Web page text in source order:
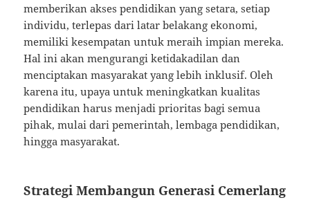
memberikan akses pendidikan yang setara, setiap
individu, terlepas dari latar belakang ekonomi,
memiliki kesempatan untuk meraih impian mereka.
Hal ini akan mengurangi ketidakadilan dan
menciptakan masyarakat yang lebih inklusif. Oleh
karena itu, upaya untuk meningkatkan kualitas
pendidikan harus menjadi prioritas bagi semua
pihak, mulai dari pemerintah, lembaga pendidikan,
hingga masyarakat.
Strategi Membangun Generasi Cemerlang